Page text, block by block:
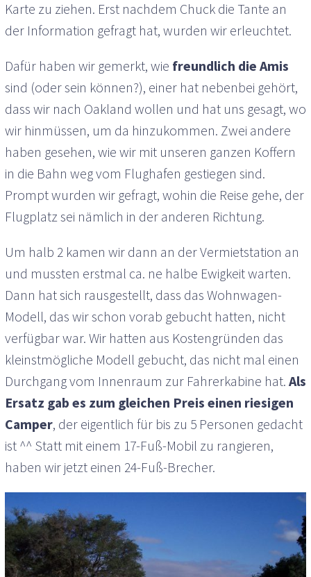
Karte zu ziehen. Erst nachdem Chuck die Tante an
der Information gefragt hat, wurden wir erleuchtet.
Dafür haben wir gemerkt, wie freundlich die Amis
sind (oder sein können?), einer hat nebenbei gehört,
dass wir nach Oakland wollen und hat uns gesagt, wo
wir hinmüssen, um da hinzukommen. Zwei andere
haben gesehen, wie wir mit unseren ganzen Koffern
in die Bahn weg vom Flughafen gestiegen sind.
Prompt wurden wir gefragt, wohin die Reise gehe, der
Flugplatz sei nämlich in der anderen Richtung.
Um halb 2 kamen wir dann an der Vermietstation an
und mussten erstmal ca. ne halbe Ewigkeit warten.
Dann hat sich rausgestellt, dass das Wohnwagen-
Modell, das wir schon vorab gebucht hatten, nicht
verfügbar war. Wir hatten aus Kostengründen das
kleinstmögliche Modell gebucht, das nicht mal einen
Durchgang vom Innenraum zur Fahrerkabine hat. Als
Ersatz gab es zum gleichen Preis einen riesigen
Camper, der eigentlich für bis zu 5 Personen gedacht
ist ^^ Statt mit einem 17-Fuß-Mobil zu rangieren,
haben wir jetzt einen 24-Fuß-Brecher.